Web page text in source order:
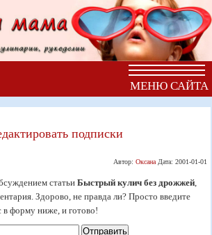
МЕНЮ САЙТА
подписки
Автор: ОксанаДата: 2001-01-01
статьиБыстрый кулич без дрожжей
Здорово, не правда ли? Просто введите
в форму ниже, и готово!